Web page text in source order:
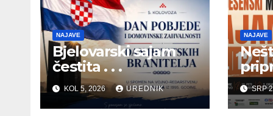
NAJAVE
Bjelovarski sajam
čestita . . .
KOL 5, 2026 UREDNIK
NAJAVE
SRP